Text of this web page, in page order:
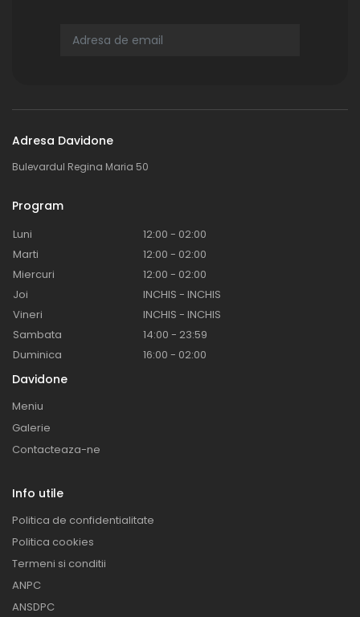
Adresa Davidone
Bulevardul Regina Maria 50
Program
Luni
12:00 - 02:00
Marti
12:00 - 02:00
Miercuri
12:00 - 02:00
Joi
INCHIS - INCHIS
Vineri
INCHIS - INCHIS
Sambata
14:00 - 23:59
Duminica
16:00 - 02:00
Davidone
Meniu
Galerie
Contacteaza-ne
Info utile
Politica de confidentialitate
Politica cookies
Termeni si conditii
ANPC
ANSDPC